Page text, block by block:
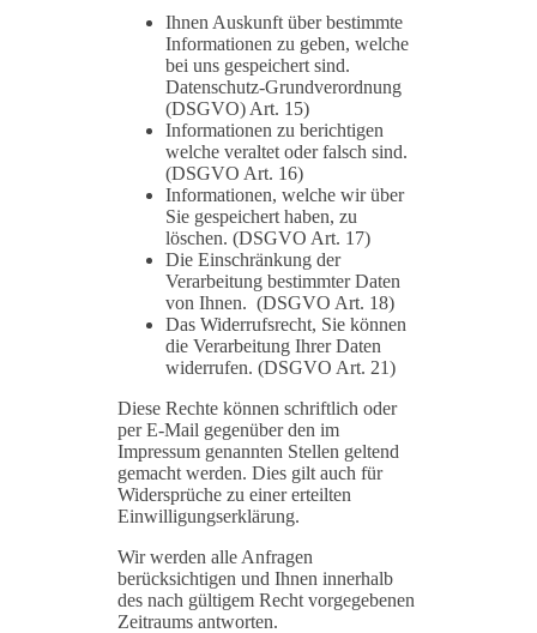
Ihnen Auskunft über bestimmte
Informationen zu geben, welche
bei uns gespeichert sind.
Datenschutz-Grundverordnung
(DSGVO) Art. 15)
Informationen zu berichtigen
welche veraltet oder falsch sind.
(DSGVO Art. 16)
Informationen, welche wir über
Sie gespeichert haben, zu
löschen. (DSGVO Art. 17)
Die Einschränkung der
Verarbeitung bestimmter Daten
von Ihnen. (DSGVO Art. 18)
Das Widerrufsrecht, Sie können
die Verarbeitung Ihrer Daten
widerrufen. (DSGVO Art. 21)
Diese Rechte können schriftlich oder
per E-Mail gegenüber den im
Impressum genannten Stellen geltend
gemacht werden. Dies gilt auch für
Widersprüche zu einer erteilten
Einwilligungserklärung.
Wir werden alle Anfragen
berücksichtigen und Ihnen innerhalb
des nach gültigem Recht vorgegebenen
Zeitraums antworten.